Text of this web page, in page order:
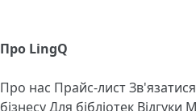
Про LingQ
Про нас Прайс-листЗв'язатися
бізнесуДля бібліотек Відгуки